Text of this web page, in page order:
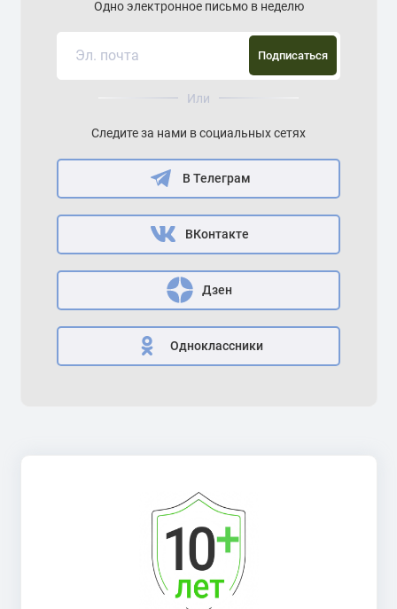
Одно электронное письмо в неделю
Подписаться
Или
Следите за нами в социальных сетях
В Телеграм
ВКонтакте
Дзен
Одноклассники